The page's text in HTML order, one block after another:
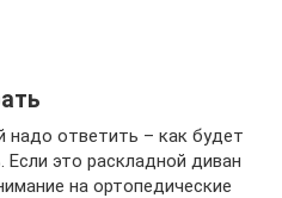
надо ответить – как будет
Если это раскладной диван
на ортопедические